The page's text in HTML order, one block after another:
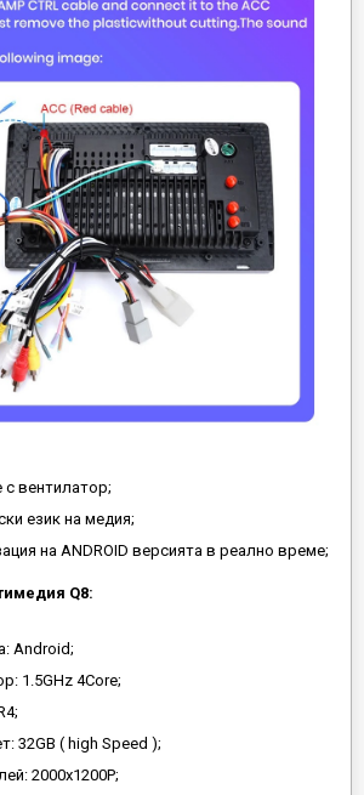
вентилатор;
език на медия;
на ANDROID версията в реално време;
Q8:
Android;
1.5GHz 4Core;
32GB ( high Speed );
2000x1200P;